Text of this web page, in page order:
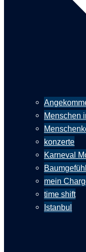
Menschen
konzerte
Karneval
Baumgefühl
mein
time shift
Istanbul